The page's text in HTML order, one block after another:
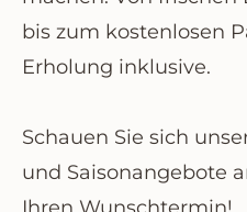
bis zum kostenlosen
Erholung inklusive.
Schauen Sie sich
und Saisonangebote